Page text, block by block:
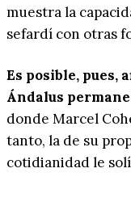
muestra la
sefardí con otras
Es posible, pues,
Ándalus
donde Marcel
tanto, la de su
cotidianidad le